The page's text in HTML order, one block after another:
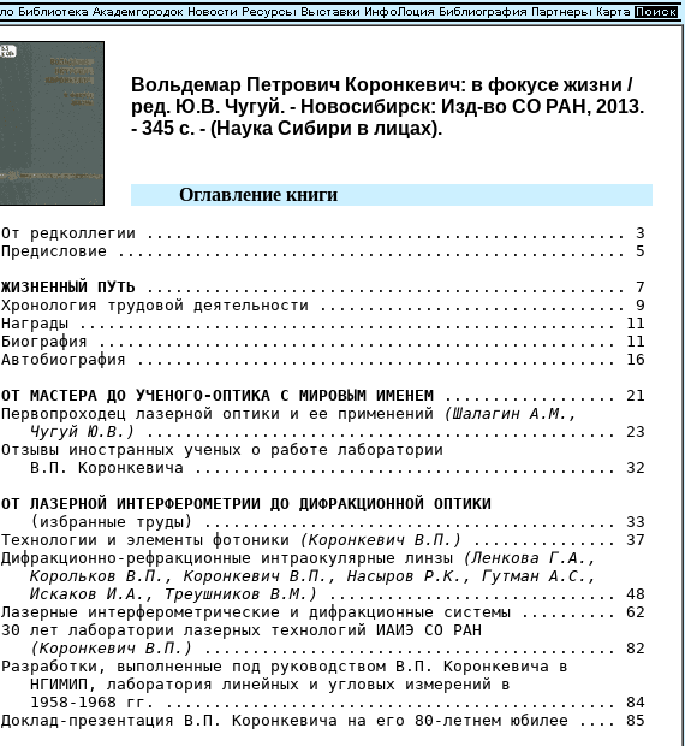
Вольдемар Петрович Коронкевич: в фокусе жизни /
ред. Ю.В. Чугуй. - Новосибирск: Изд-во СО РАН, 2013.
- 345 с. - (Наука Сибири в лицах).
Оглавление книги
От редколлегии .................................................. 3
Предисловие ..................................................... 5
ЖИЗНЕННЫЙ ПУТЬ .................................................. 7
Хронология трудовой деятельности ................................ 9
Награды ........................................................ 11
Биография ...................................................... 11
Автобиография .................................................. 16
ОТ МАСТЕРА ДО УЧЕНОГО-ОПТИКА С МИРОВЫМ ИМЕНЕМ .................. 21
Первопроходец лазерной оптики и ее применений
(Шалагин А.М.,
   Чугуй Ю.В.)
................................................. 23
Отзывы иностранных ученых о работе лаборатории
   В.П. Коронкевича ............................................ 32
ОТ ЛАЗЕРНОЙ ИНТЕРФЕРОМЕТРИИ ДО ДИФРАКЦИОННОЙ ОПТИКИ
(избранные труды) ........................................... 33
Технологии и элементы фотоники
(Коронкевич В.П.)
............... 37
Дифракционно-рефракционные интраокулярные линзы
(Ленкова Г.А.,
   Корольков В.П., Коронкевич В.П., Насыров Р.К., Гутман А.С.,
   Искаков И.А., Треушников В.М.)
.............................. 48
Лазерные интерферометрические и дифракционные системы .......... 62
30 лет лаборатории лазерных технологий ИАИЭ СО РАН
(Коронкевич В.П.)
........................................... 82
Разработки, выполненные под руководством В.П. Коронкевича в
   НГИМИП, лаборатория линейных и угловых измерений в
   1958-1968 гг. ............................................... 84
Доклад-презентация В.П. Коронкевича на его 80-летнем юбилее .... 85